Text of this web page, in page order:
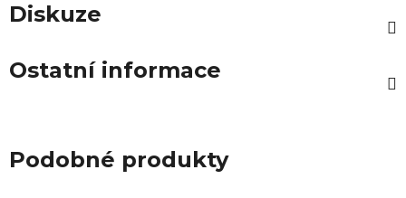
Diskuze
Ostatní informace
Podobné produkty